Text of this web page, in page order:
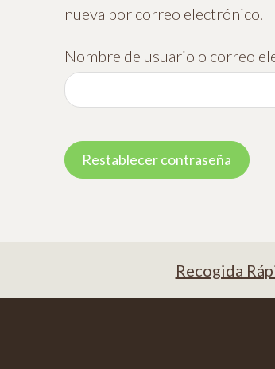
nueva por correo electrónico.
Nombre de usuario o correo
Restablecer contraseña
Recogida